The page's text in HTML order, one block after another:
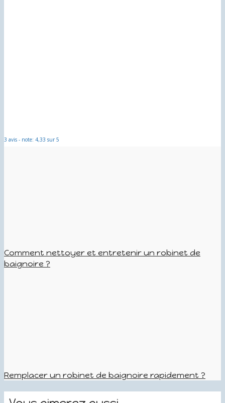
3 avis - note: 4,33 sur 5
Comment nettoyer et entretenir un robinet de
baignoire ?
Remplacer un robinet de baignoire rapidement ?